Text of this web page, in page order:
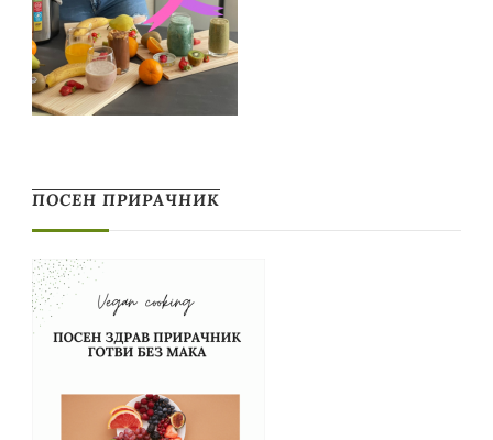
ПОСЕН ПРИРАЧНИК